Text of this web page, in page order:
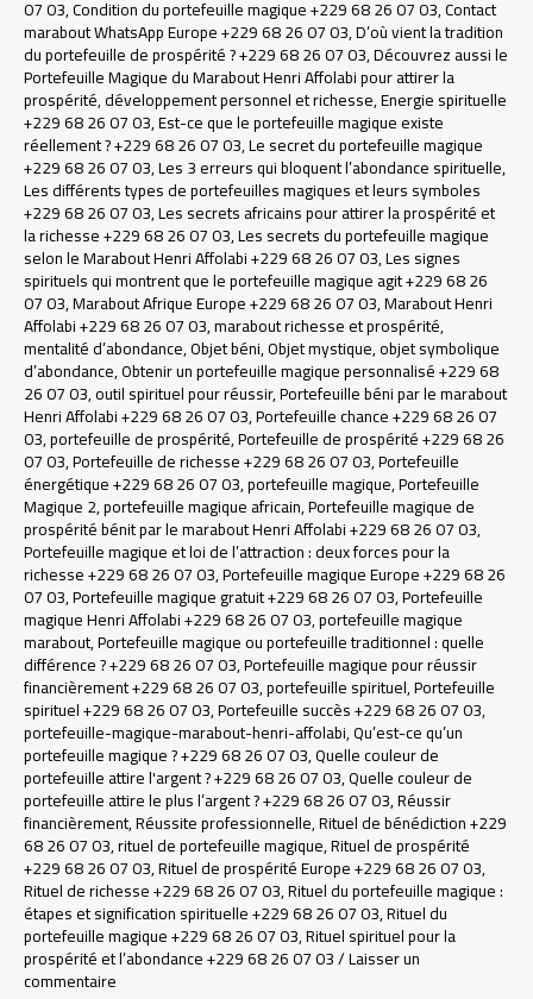
07 03,Condition du portefeuille magique +229 68 26 07 03,Contact
marabout WhatsApp Europe +229 68 26 07 03,D’où vient la tradition
du portefeuille de prospérité ? +229 68 26 07 03,Découvrez aussi le
Portefeuille Magique du Marabout Henri Affolabi pour attirer la
prospérité,développement personnel et richesse,Energie spirituelle
+229 68 26 07 03,Est-ce que le portefeuille magique existe
réellement ? +229 68 26 07 03,Le secret du portefeuille magique
+229 68 26 07 03,Les 3 erreurs qui bloquent l’abondance spirituelle,
Les différents types de portefeuilles magiques et leurs symboles
+229 68 26 07 03,Les secrets africains pour attirer la prospérité et
la richesse +229 68 26 07 03,Les secrets du portefeuille magique
selon le Marabout Henri Affolabi +229 68 26 07 03,Les signes
spirituels qui montrent que le portefeuille magique agit +229 68 26
07 03,Marabout Afrique Europe +229 68 26 07 03,Marabout Henri
Affolabi +229 68 26 07 03,marabout richesse et prospérité,
mentalité d’abondance,Objet béni,Objet mystique,objet symbolique
d’abondance,Obtenir un portefeuille magique personnalisé +229 68
26 07 03,outil spirituel pour réussir,Portefeuille béni par le marabout
Henri Affolabi +229 68 26 07 03,Portefeuille chance +229 68 26 07
03,portefeuille de prospérité,Portefeuille de prospérité +229 68 26
07 03,Portefeuille de richesse +229 68 26 07 03,Portefeuille
énergétique +229 68 26 07 03,portefeuille magique,Portefeuille
Magique 2,portefeuille magique africain,Portefeuille magique de
prospérité bénit par le marabout Henri Affolabi +229 68 26 07 03,
Portefeuille magique et loi de l’attraction : deux forces pour la
richesse +229 68 26 07 03,Portefeuille magique Europe +229 68 26
07 03,Portefeuille magique gratuit +229 68 26 07 03,Portefeuille
magique Henri Affolabi +229 68 26 07 03,portefeuille magique
marabout,Portefeuille magique ou portefeuille traditionnel : quelle
différence ? +229 68 26 07 03,Portefeuille magique pour réussir
financièrement +229 68 26 07 03,portefeuille spirituel,Portefeuille
spirituel +229 68 26 07 03,Portefeuille succès +229 68 26 07 03,
portefeuille-magique-marabout-henri-affolabi,Qu’est-ce qu’un
portefeuille magique ? +229 68 26 07 03,Quelle couleur de
portefeuille attire l'argent ? +229 68 26 07 03,Quelle couleur de
portefeuille attire le plus l’argent ? +229 68 26 07 03,Réussir
financièrement,Réussite professionnelle,Rituel de bénédiction +229
68 26 07 03,rituel de portefeuille magique,Rituel de prospérité
+229 68 26 07 03,Rituel de prospérité Europe +229 68 26 07 03,
Rituel de richesse +229 68 26 07 03,Rituel du portefeuille magique :
étapes et signification spirituelle +229 68 26 07 03,Rituel du
portefeuille magique +229 68 26 07 03,Rituel spirituel pour la
prospérité et l’abondance +229 68 26 07 03/Laisser un
commentaire